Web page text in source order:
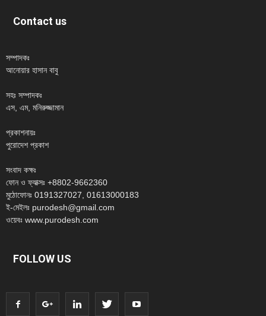
Contact us
সম্পাদকঃ
আনোয়ার হাসান বাবু
সহঃ সম্পাদকঃ
এস, এম, মনিরুজ্জামান
প্রকাশনায়ঃ
পুরোদেশ প্রকাশ
সংবাদ কক্ষঃ
ফোন ও ফ্যাক্সঃ +8802-9662360
মুঠোফোনঃ 0191327027, 01613000183
ই-মেইলঃ purodesh@gmail.com
ওয়েবঃ www.purodesh.com
FOLLOW US